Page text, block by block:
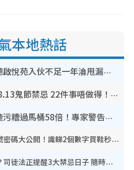
本地熱話
「居屋王」啟德啟悅苑入伙不足一年淪甩漏之王！插頭噴火花致大停電 多戶業主全屋家電報銷
鬼門開2026｜8.13鬼節禁忌 22件事唔做得！燒肉、刺身要少食？半夜勿吹口哨/打呢個電話
行李清潔｜車轆污糟過馬桶58倍！專家警告忌用酒精抹 教1招免污手除菌
New Balance型號密碼大公開！識睇2個數字買鞋秒知功能免中伏 附5大熱門鞋款
剪頭髮都要擇日？司徒法正提醒3大禁忌日子 隨時剪走財運！呢日剪髮恐「剪壽命」？